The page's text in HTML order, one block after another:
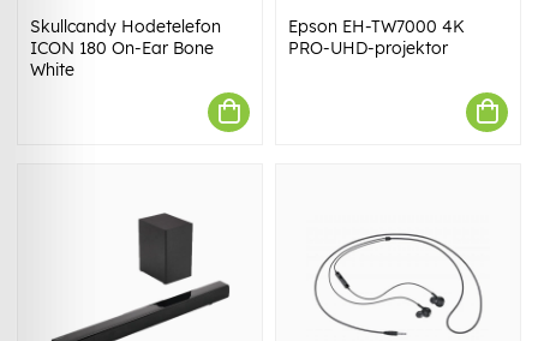
Skullcandy Hodetelefon
ICON 180 On-Ear Bone
White
Epson EH-TW7000 4K
PRO-UHD-projektor